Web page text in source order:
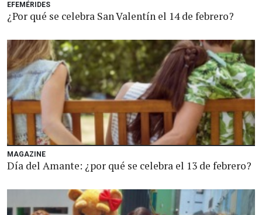
EFEMÉRIDES
¿Por qué se celebra San Valentín el 14 de febrero?
MAGAZINE
Día del Amante: ¿por qué se celebra el 13 de febrero?